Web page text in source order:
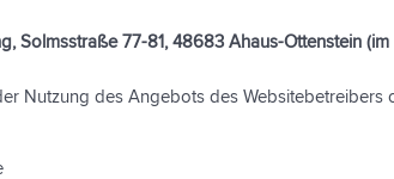
Solmsstraße 77-81, 48683 Ahaus-Ottenstein
Nutzung des Angebots des